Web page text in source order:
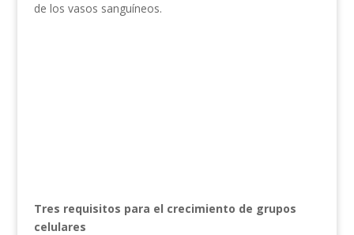
de los vasos sanguíneos.
Tres requisitos para el crecimiento de grupos
celulares